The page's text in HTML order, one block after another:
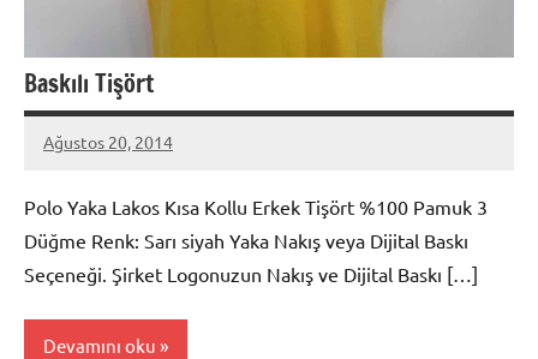
Baskılı Tişört
Ağustos 20, 2014
metindonmez
Polo Yaka Lakos Kısa Kollu Erkek Tişört %100 Pamuk 3
Düğme Renk: Sarı siyah Yaka Nakış veya Dijital Baskı
Seçeneği. Şirket Logonuzun Nakış ve Dijital Baskı […]
Devamını oku